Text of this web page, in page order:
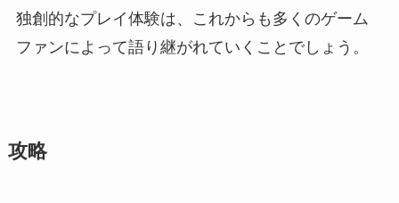
独創的なプレイ体験は、これからも多くのゲーム
ファンによって語り継がれていくことでしょう。
攻略